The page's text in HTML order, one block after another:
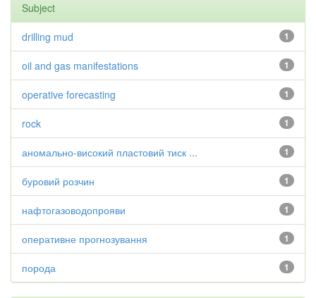
Subject
1
drilling mud
1
oil and gas manifestations
1
operative forecasting
1
rock
1
аномально-високий пластовий тиск ...
1
буровий розчин
1
нафтогазоводопрояви
1
оперативне прогнозування
1
порода